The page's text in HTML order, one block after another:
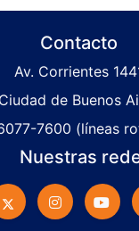
Contacto
Av. Corrientes
Ciudad de Buenos
7600 (líneas
Nuestras